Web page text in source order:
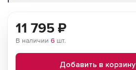
11 795 ₽
В наличии 6 шт.
Добавить в корзину